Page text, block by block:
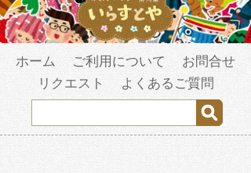
ホーム ご利用について
お問合せ
リクエスト
よくあるご質問